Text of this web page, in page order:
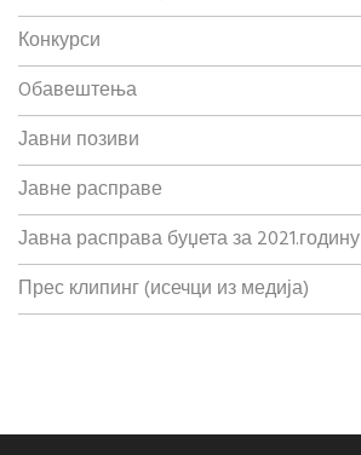
Конкурси
Oбавештења
Јавни позиви
Јавне расправе
Јавна расправа буџета за 2021.годину
Прес клипинг (исечци из медија)